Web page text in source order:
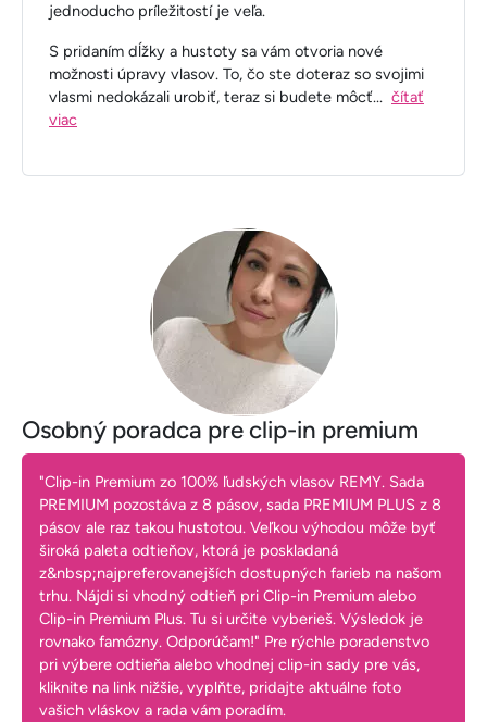
jednoducho príležitostí je veľa.
S pridaním dĺžky a hustoty sa vám otvoria nové
možnosti úpravy vlasov. To, čo ste doteraz so svojimi
vlasmi nedokázali urobiť, teraz si budete môcť... čítať
viac
Osobný poradca pre clip-in premium
"Clip-in Premium zo 100% ľudských vlasov REMY. Sada
PREMIUM pozostáva z 8 pásov, sada PREMIUM PLUS z 8
pásov ale raz takou hustotou. Veľkou výhodou môže byť
široká paleta odtieňov, ktorá je poskladaná
z&nbsp;najpreferovanejších dostupných farieb na našom
trhu. Nájdi si vhodný odtieň pri Clip-in Premium alebo
Clip-in Premium Plus. Tu si určite vyberieš. Výsledok je
rovnako famózny. Odporúčam!" Pre rýchle poradenstvo
pri výbere odtieňa alebo vhodnej clip-in sady pre vás,
kliknite na link nižšie, vyplňte, pridajte aktuálne foto
vašich vláskov a rada vám poradím.